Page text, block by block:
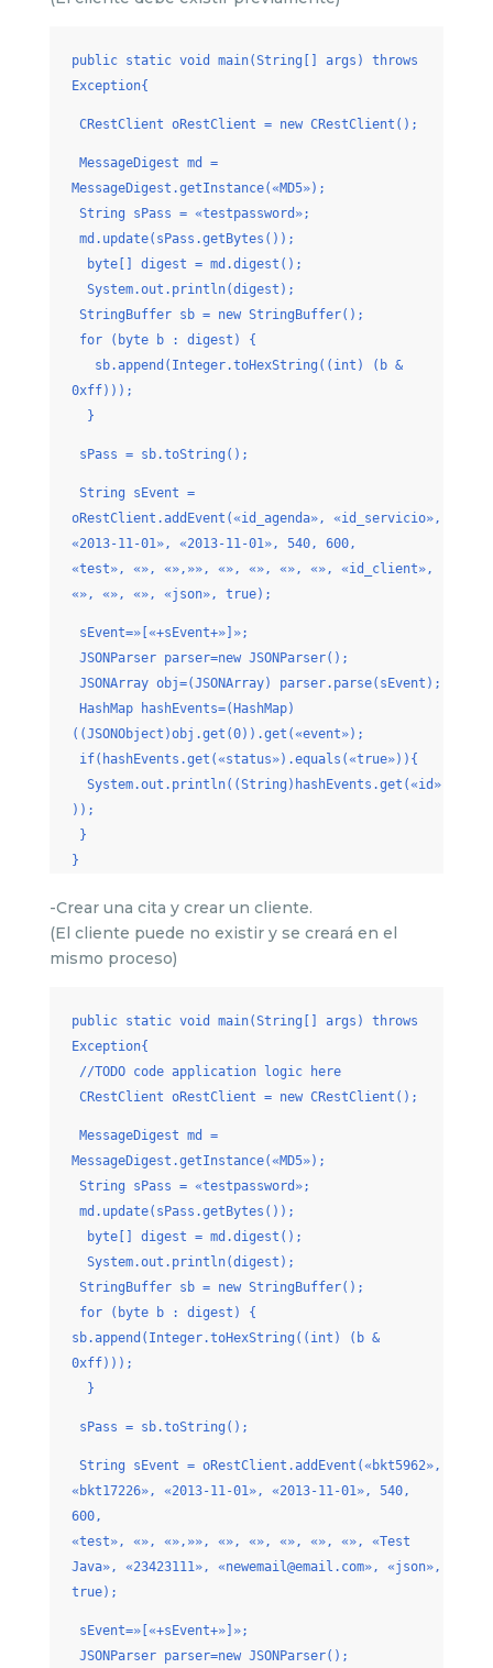
public static void main(String[] args) throws
Exception{
CRestClient oRestClient = new CRestClient();
MessageDigest md =
MessageDigest.getInstance(«MD5»);
String sPass = «testpassword»;
md.update(sPass.getBytes());
byte[] digest = md.digest();
System.out.println(digest);
StringBuffer sb = new StringBuffer();
for (byte b : digest) {
sb.append(Integer.toHexString((int) (b &
0xff)));
}
sPass = sb.toString();
String sEvent =
oRestClient.addEvent(«id_agenda», «id_servicio»,
«2013-11-01», «2013-11-01», 540, 600,
«test», «», «»,»», «», «», «», «», «id_client»,
«», «», «», «json», true);
sEvent=»[«+sEvent+»]»;
JSONParser parser=new JSONParser();
JSONArray obj=(JSONArray) parser.parse(sEvent);
HashMap hashEvents=(HashMap)
((JSONObject)obj.get(0)).get(«event»);
if(hashEvents.get(«status»).equals(«true»)){
System.out.println((String)hashEvents.get(«id»
));
}
}
-Crear una cita y crear un cliente.
(El cliente puede no existir y se creará en el
mismo proceso)
public static void main(String[] args) throws
Exception{
//TODO code application logic here
CRestClient oRestClient = new CRestClient();
MessageDigest md =
MessageDigest.getInstance(«MD5»);
String sPass = «testpassword»;
md.update(sPass.getBytes());
byte[] digest = md.digest();
System.out.println(digest);
StringBuffer sb = new StringBuffer();
for (byte b : digest) {
sb.append(Integer.toHexString((int) (b &
0xff)));
}
sPass = sb.toString();
String sEvent = oRestClient.addEvent(«bkt5962»,
«bkt17226», «2013-11-01», «2013-11-01», 540,
600,
«test», «», «»,»», «», «», «», «», «», «Test
Java», «23423111», «newemail@email.com», «json»,
true);
sEvent=»[«+sEvent+»]»;
JSONParser parser=new JSONParser();